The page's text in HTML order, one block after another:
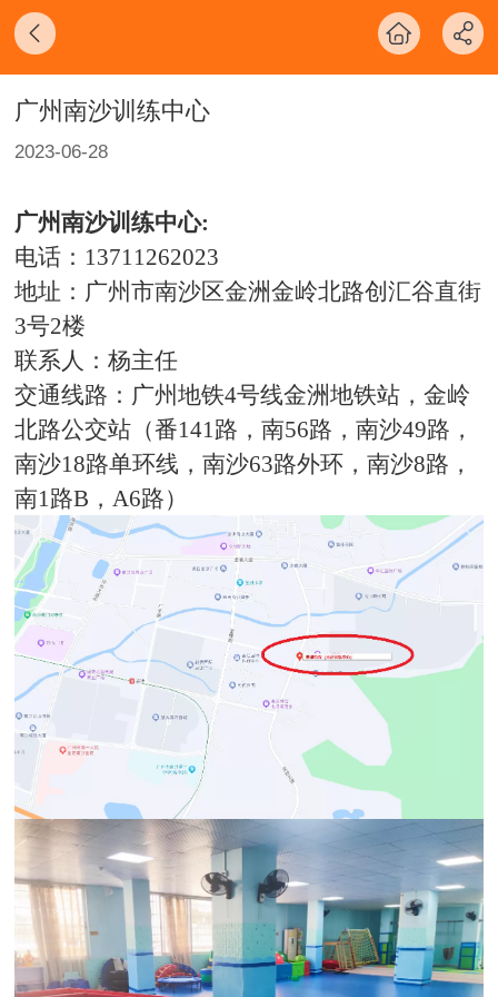
广州南沙训练中心
2023-06-28
广州南沙训练中心:
电话：13711262023
地址：广州市南沙区金洲金岭北路创汇谷直街
3号2楼
联系人：杨主任
交通线路：广州地铁4号线金洲地铁站，金岭
北路公交站（番141路，南56路，南沙49路，
南沙18路单环线，南沙63路外环，南沙8路，
南1路B，A6路）